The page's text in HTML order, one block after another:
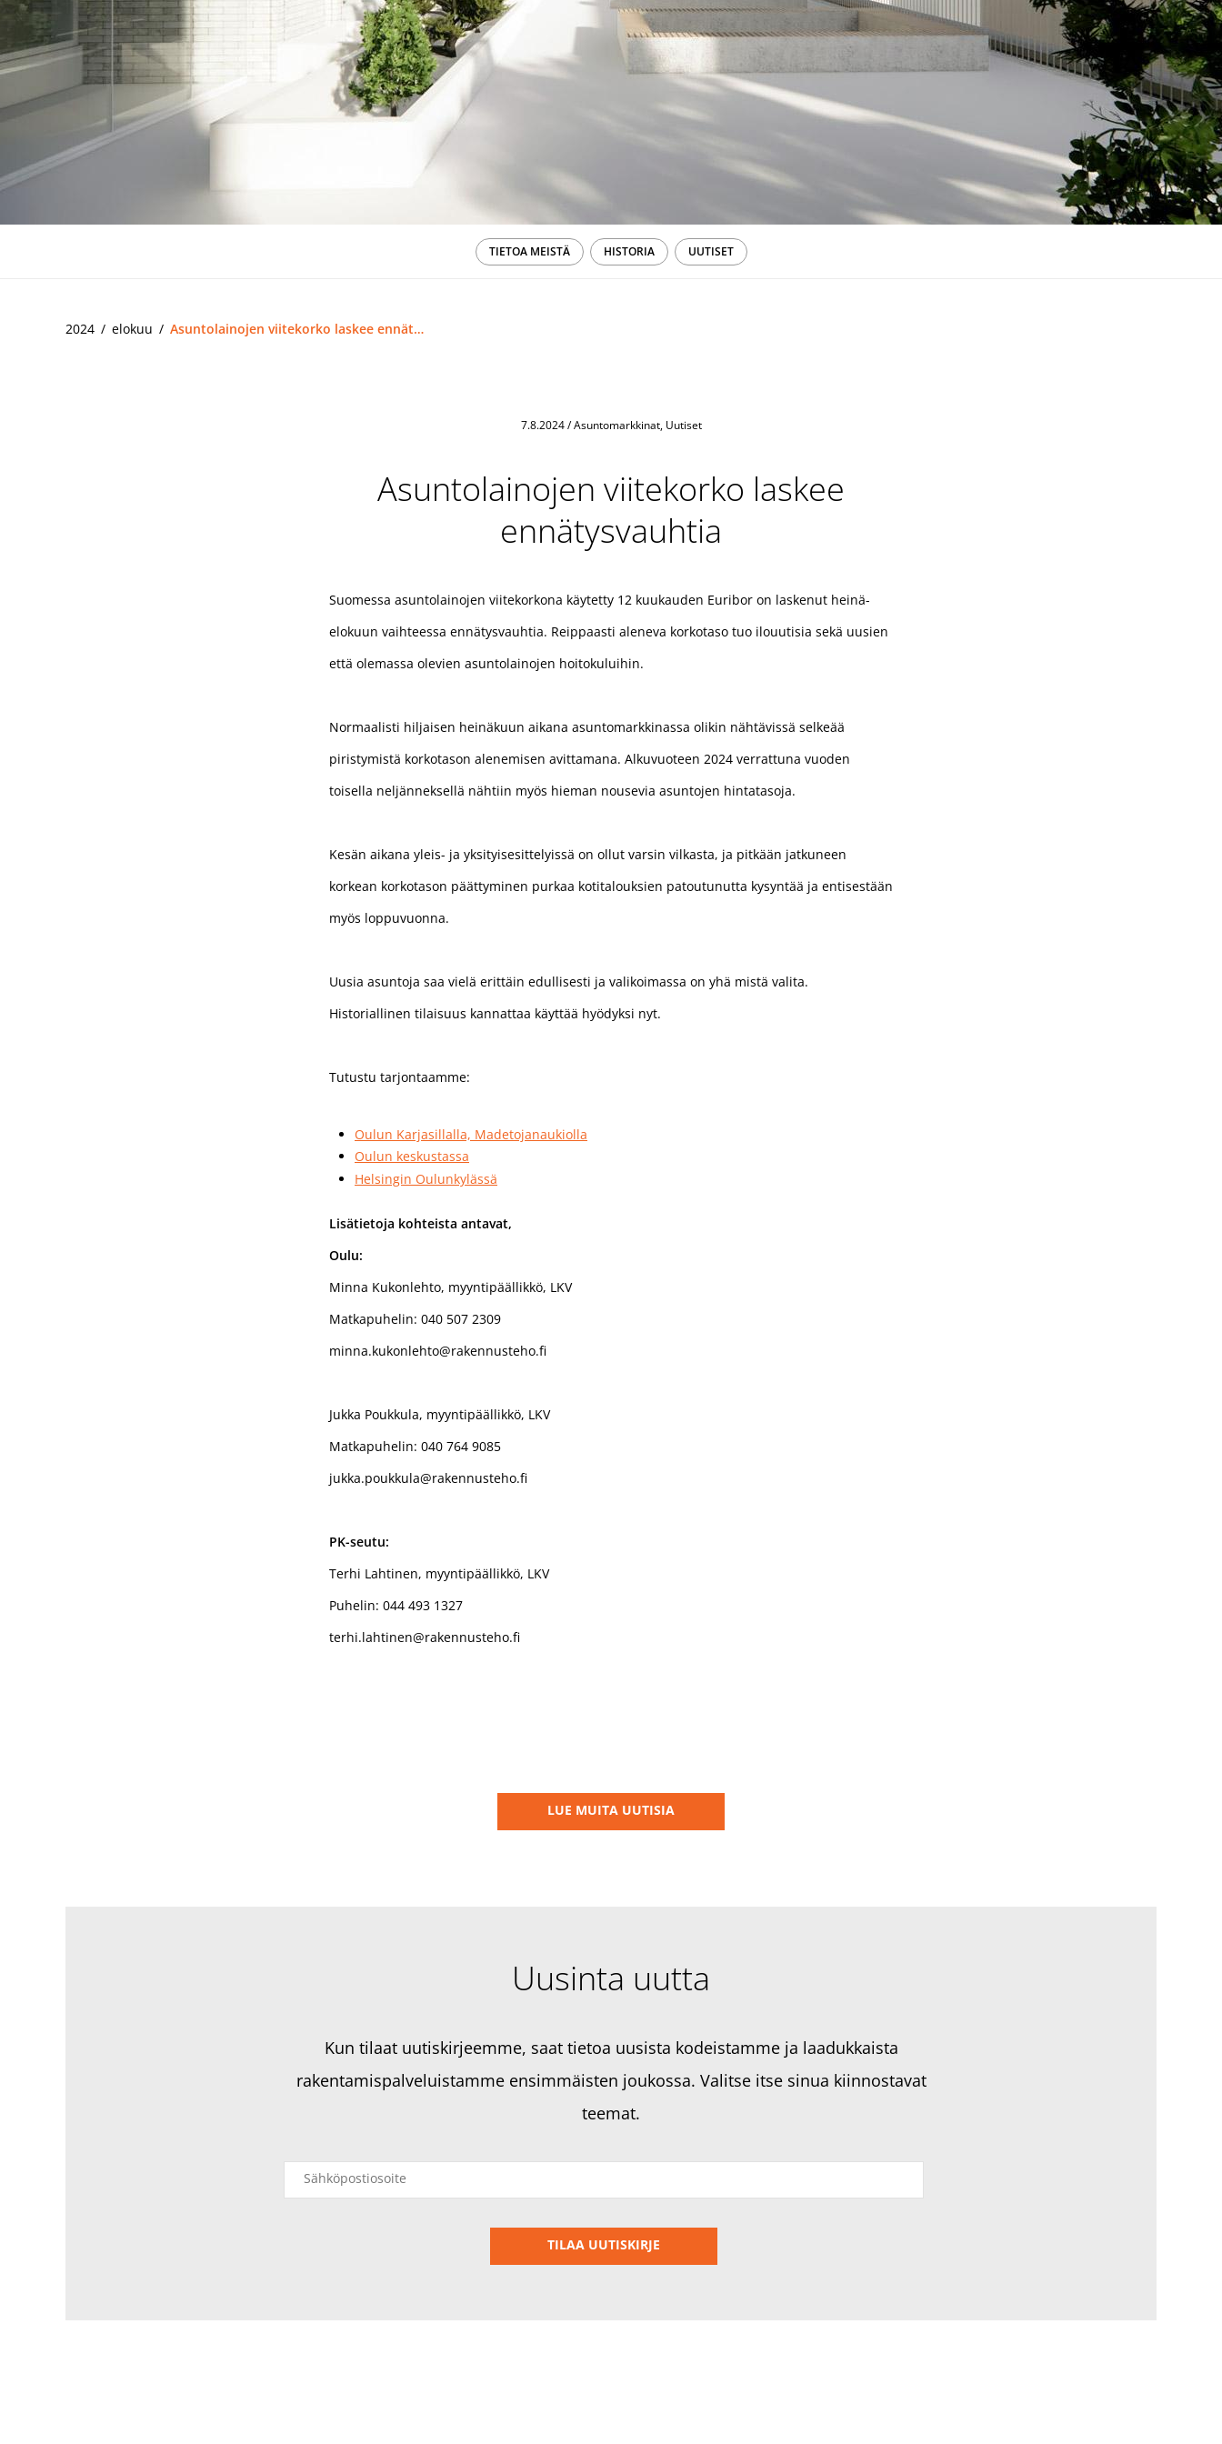
TIETOA MEISTÄ HISTORIA UUTISET
2024 elokuu Asuntolainojen viitekorko laskee ennätysvauhtia
7.8.2024/Asuntomarkkinat, Uutiset
Asuntolainojen viitekorko laskee
ennätysvauhtia
Suomessa asuntolainojen viitekorkona käytetty 12 kuukauden Euribor on laskenut heinä-
elokuun vaihteessa ennätysvauhtia. Reippaasti aleneva korkotaso tuo ilouutisia sekä uusien
että olemassa olevien asuntolainojen hoitokuluihin.
Normaalisti hiljaisen heinäkuun aikana asuntomarkkinassa olikin nähtävissä selkeää
piristymistä korkotason alenemisen avittamana. Alkuvuoteen 2024 verrattuna vuoden
toisella neljänneksellä nähtiin myös hieman nousevia asuntojen hintatasoja.
Kesän aikana yleis- ja yksityisesittelyissä on ollut varsin vilkasta, ja pitkään jatkuneen
korkean korkotason päättyminen purkaa kotitalouksien patoutunutta kysyntää ja entisestään
myös loppuvuonna.
Uusia asuntoja saa vielä erittäin edullisesti ja valikoimassa on yhä mistä valita.
Historiallinen tilaisuus kannattaa käyttää hyödyksi nyt.
Tutustu tarjontaamme:
Oulun Karjasillalla, Madetojanaukiolla
Oulun keskustassa
Helsingin Oulunkylässä
Lisätietoja kohteista antavat,
Oulu:
Minna Kukonlehto, myyntipäällikkö, LKV
Matkapuhelin: 040 507 2309
minna.kukonlehto@rakennusteho.fi
Jukka Poukkula, myyntipäällikkö, LKV
Matkapuhelin: 040 764 9085
jukka.poukkula@rakennusteho.fi
PK-seutu:
Terhi Lahtinen, myyntipäällikkö, LKV
Puhelin: 044 493 1327
terhi.lahtinen@rakennusteho.fi
LUE MUITA UUTISIA
Uusinta uutta
Kun tilaat uutiskirjeemme, saat tietoa uusista kodeistamme ja laadukkaista
rakentamispalveluistamme ensimmäisten joukossa. Valitse itse sinua kiinnostavat
teemat.